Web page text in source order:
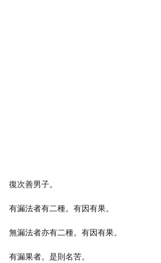
復次善男子。
有漏法者有二種。有因有果。
無漏法者亦有二種。有因有果。
有漏果者。是則名苦。